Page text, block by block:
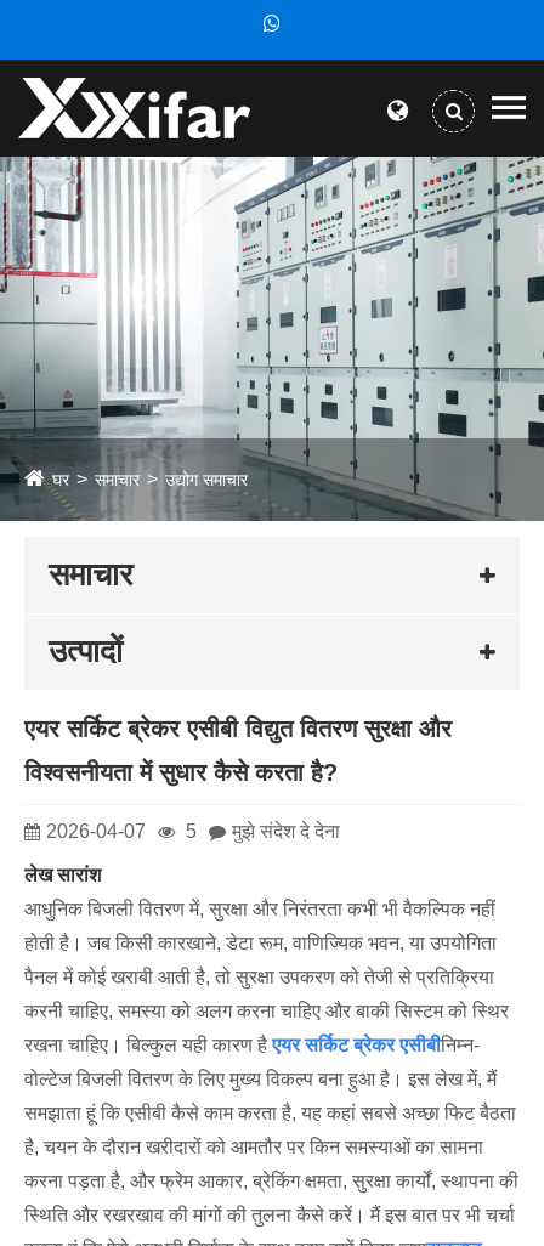
घर समाचार उद्योग समाचार
समाचार
उत्पादों
एयर सर्किट ब्रेकर एसीबी विद्युत वितरण सुरक्षा और
विश्वसनीयता में सुधार कैसे करता है?
2026-04-07 5 मुझे संदेश दे देना
लेख सारांश
आधुनिक बिजली वितरण में, सुरक्षा और निरंतरता कभी भी वैकल्पिक नहीं
होती है। जब किसी कारखाने, डेटा रूम, वाणिज्यिक भवन, या उपयोगिता
पैनल में कोई खराबी आती है, तो सुरक्षा उपकरण को तेजी से प्रतिक्रिया
करनी चाहिए, समस्या को अलग करना चाहिए और बाकी सिस्टम को स्थिर
रखना चाहिए। बिल्कुल यही कारण है एयर सर्किट ब्रेकर एसीबीनिम्न-
वोल्टेज बिजली वितरण के लिए मुख्य विकल्प बना हुआ है। इस लेख में, मैं
समझाता हूं कि एसीबी कैसे काम करता है, यह कहां सबसे अच्छा फिट बैठता
है, चयन के दौरान खरीदारों को आमतौर पर किन समस्याओं का सामना
करना पड़ता है, और फ्रेम आकार, ब्रेकिंग क्षमता, सुरक्षा कार्यों, स्थापना की
स्थिति और रखरखाव की मांगों की तुलना कैसे करें। मैं इस बात पर भी चर्चा